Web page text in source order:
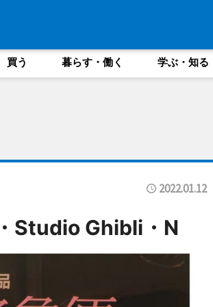
買う 暮らす・働く 学ぶ・知る
2022.01.12
Studio Ghibli・N